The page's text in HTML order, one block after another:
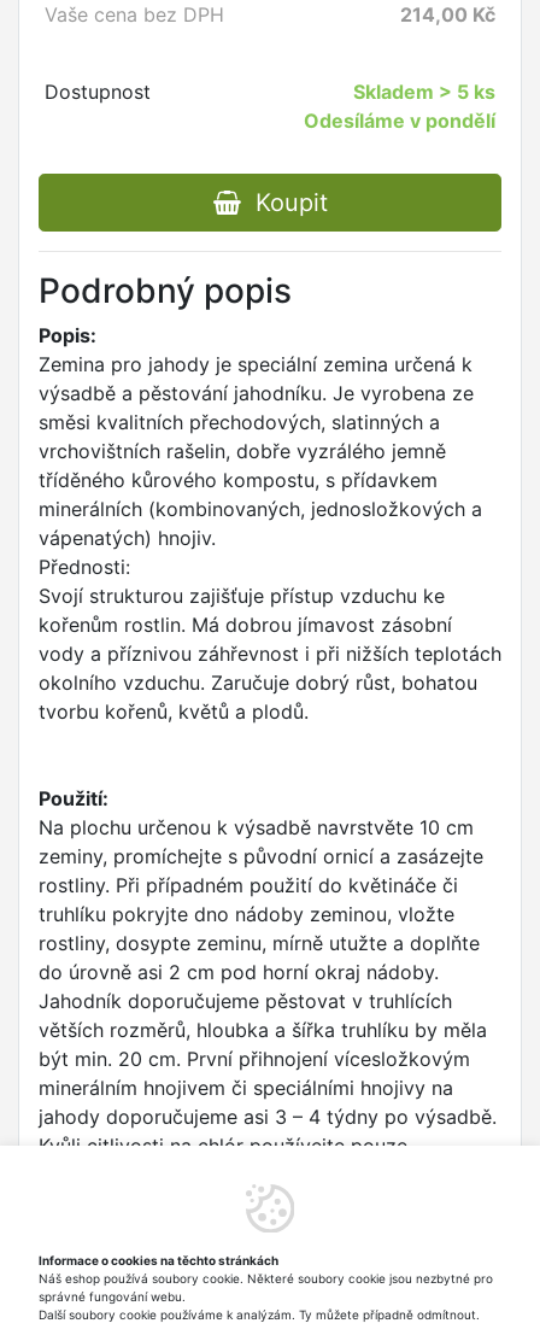
Vaše cena bez DPH
214,00 Kč
Dostupnost Skladem > 5 ks
Odesíláme v pondělí
Koupit
Podrobný popis
Popis:
Zemina pro jahody je speciální zemina určená k
výsadbě a pěstování jahodníku. Je vyrobena ze
směsi kvalitních přechodových, slatinných a
vrchovištních rašelin, dobře vyzrálého jemně
tříděného kůrového kompostu, s přídavkem
minerálních (kombinovaných, jednosložkových a
vápenatých) hnojiv.
Přednosti:
Svojí strukturou zajišťuje přístup vzduchu ke
kořenům rostlin. Má dobrou jímavost zásobní
vody a příznivou záhřevnost i při nižších teplotách
okolního vzduchu. Zaručuje dobrý růst, bohatou
tvorbu kořenů, květů a plodů.
Použití:
Na plochu určenou k výsadbě navrstvěte 10 cm
zeminy, promíchejte s původní ornicí a zasázejte
rostliny. Při případném použití do květináče či
truhlíku pokryjte dno nádoby zeminou, vložte
rostliny, dosypte zeminu, mírně utužte a doplňte
do úrovně asi 2 cm pod horní okraj nádoby.
Jahodník doporučujeme pěstovat v truhlících
větších rozměrů, hloubka a šířka truhlíku by měla
být min. 20 cm. První přihnojení vícesložkovým
minerálním hnojivem či speciálními hnojivy na
jahody doporučujeme asi 3 – 4 týdny po výsadbě.
Kvůli citlivosti na chlór používejte pouze
chlóru. Dodržujte potřebný zálivkový režim.
Nejintenzivnější zásobování vodou a živinami
připadá na období mezi květem a dozráváním
plodu.
Informace o cookies na těchto stránkách
Náš eshop používá soubory cookie. Některé soubory cookie jsou nezbytné pro
správné fungování webu.
Další soubory cookie používáme k analýzám. Ty můžete případně odmítnout.